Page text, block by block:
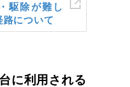
駆除が難し
路について
に利用される